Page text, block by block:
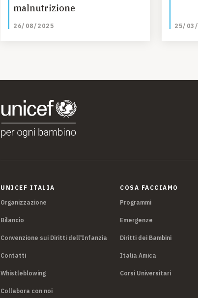
malnutrizione
26/08/2025 25/
UNICEF ITALIA
Organizzazione
Bilancio
Convenzione sui Diritti dell'Infanzia
Contatti
Whistleblowing
Collabora con noi
COSA FACCIAMO
Programmi
Emergenze
Diritti dei Bambini
Italia Amica
Corsi Universitari